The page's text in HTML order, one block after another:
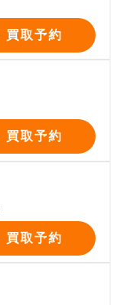
買取予約
買取予約
買取予約